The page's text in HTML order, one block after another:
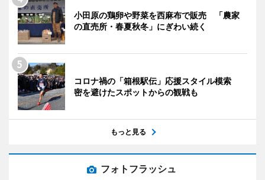
小田原の鶏卵や野菜を西麻布で販売 「農家
の直売所・春夏秋冬」にぎわい続く
コロナ禍の「箱根駅伝」応援スタイル模索
密を避けたスポットからの観戦も
もっと見る
フォトフラッシュ